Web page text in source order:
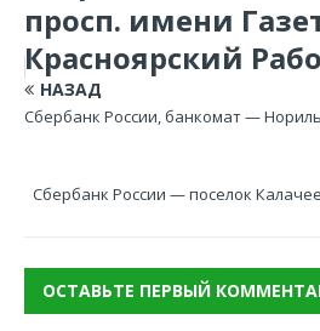
просп. имени
Красноярский
НАЗАД
Сбербанк России, банкомат —
Сбербанк России — поселок
ОСТАВЬТЕ ПЕРВЫЙ